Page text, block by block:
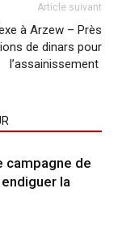
Article suivant
à Arzew – Près
de dinars pour
l’assainissement
campagne de
la